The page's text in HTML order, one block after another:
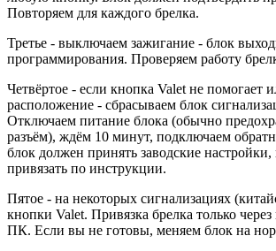
Повторяем для каждого брелка.
Третье - выключаем зажигание - блок
программирования. Проверяем работу
Четвёртое - если кнопка Valet не помогает
расположение - сбрасываем блок
Отключаем питание блока (обычно
разъём), ждём 10 минут, подключаем
блок должен принять заводские
привязать по инструкции.
Пятое - на некоторых сигнализациях
кнопки Valet. Привязка брелка только
ПК. Если вы не готовы, меняем блок на